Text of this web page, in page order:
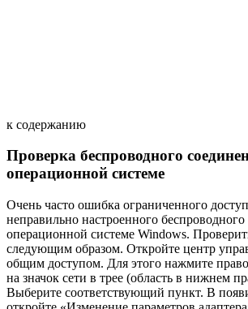
к содержанию
Проверка беспроводного
операционной системе
Очень часто ошибка ограниченного
неправильно настроенного
операционной системе Windows.
следующим образом. Откройте центр
общим доступом. Для этого нажмите
на значок сети в трее (область в нижнем
Выберите соответствующий пункт. В